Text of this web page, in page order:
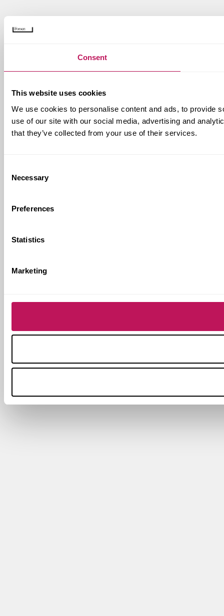
Consent
This website uses cookies
We use cookies to personalise content and ads, to provide
use of our site with our social media, advertising and
that they’ve collected from your use of their services.
Selection
Necessary
Preferences
Statistics
Marketing